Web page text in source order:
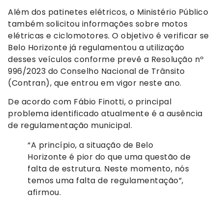
Além dos patinetes elétricos, o Ministério Público
também solicitou informações sobre motos
elétricas e ciclomotores. O objetivo é verificar se
Belo Horizonte já regulamentou a utilização
desses veículos conforme prevê a Resolução nº
996/2023 do Conselho Nacional de Trânsito
(Contran), que entrou em vigor neste ano.
De acordo com Fábio Finotti, o principal
problema identificado atualmente é a ausência
de regulamentação municipal.
“A princípio, a situação de Belo
Horizonte é pior do que uma questão de
falta de estrutura. Neste momento, nós
temos uma falta de regulamentação”,
afirmou.